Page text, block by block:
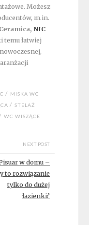
Możesz
m.in.
NIC
temu łatwiej
/ MISKA WC
/ STELAŻ
WC WISZĄCE
NEXT POST
w domu –
to rozwiązanie
tylko do dużej
łazienki?